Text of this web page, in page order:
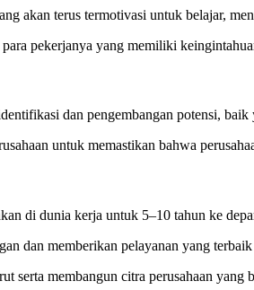
akan terus termotivasi untuk belajar,
pekerjanya yang memiliki
dan pengembangan potensi,
untuk memastikan bahwa
di dunia kerja untuk 5–10 tahun ke
dan memberikan pelayanan yang
serta membangun citra perusahaan